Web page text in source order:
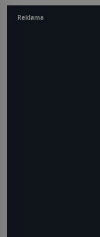
Reklama